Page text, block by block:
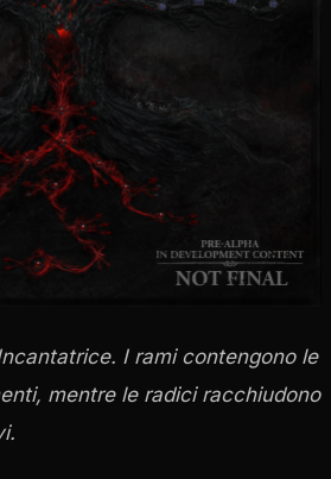
I rami contengono le
mentre le radici racchiudono